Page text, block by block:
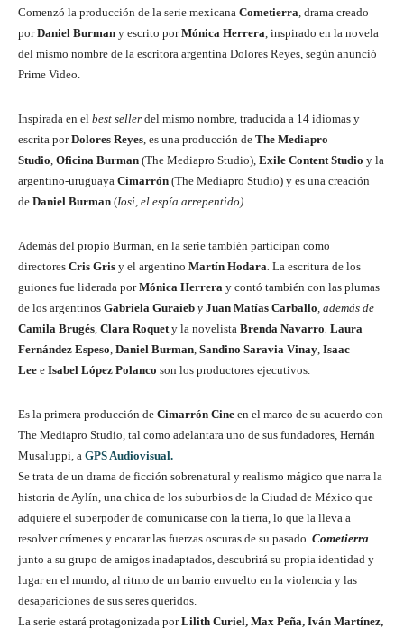
Comenzó la producción de la serie mexicana Cometierra drama creado
porDaniel Burman y escrito porMónica Herrera , inspirado en la novela
del mismo nombre de la escritora argentina Dolores Reyes, según anunció
Prime Video.
Inspirada en el best seller del mismo nombre, traducida a 14 idiomas y
escrita porDolores Reyes , es una producción de The Mediapro
Studio Oficina Burman (The Mediapro Studio), Exile Content Studio y la
argentino-uruguaya Cimarrón (The Mediapro Studio) y es una creación
de Daniel Burman (Iosi, el espía arrepentido).
Además del propio Burman, en la serie también participan como
directores Cris Gris y el argentino Martín Hodara La escritura de los
guiones fue liderada porMónica Herrera y contó también con las plumas
de los argentinos Gabriela Guraieb y Juan Matías Carballo , además de
Camila Brugés Clara Roquet y la novelista Brenda Navarro Laura
Fernández Espeso Daniel Burman Sandino Saravia Vinay Isaac
Lee e Isabel López Polanco son los productores ejecutivos.
Es la primera producción de Cimarrón Cine en el marco de su acuerdo con
The Mediapro Studio, tal como adelantara uno de sus fundadores, Hernán
Musaluppi, a GPS Audiovisual.
Se trata de un drama de ficción sobrenatural y realismo mágico que narra la
historia de Aylín, una chica de los suburbios de la Ciudad de México que
adquiere el superpoder de comunicarse con la tierra, lo que la lleva a
resolver crímenes y encarar las fuerzas oscuras de su pasado. Cometierra
junto a su grupo de amigos inadaptados, descubrirá su propia identidad y
lugar en el mundo, al ritmo de un barrio envuelto en la violencia y las
desapariciones de sus seres queridos.
La serie estará protagonizada porLilith Curiel, Max Peña, Iván Martínez,